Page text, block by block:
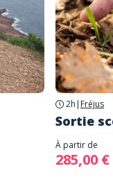
2h | Fréjus
Sortie
À partir de
285,00 €